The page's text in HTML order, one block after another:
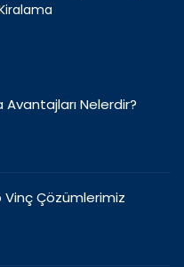
Nelerdir?
Vinç Çözümlerimiz